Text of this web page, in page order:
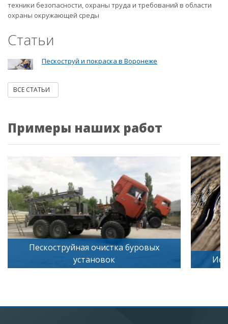
техники безопасности, охраны труда и требований в области
охраны окружающей среды
Статьи
Пескоструй и покраска в Воронеже
ВСЕ СТАТЬИ
Примеры наших работ
Искусственное старение дерева